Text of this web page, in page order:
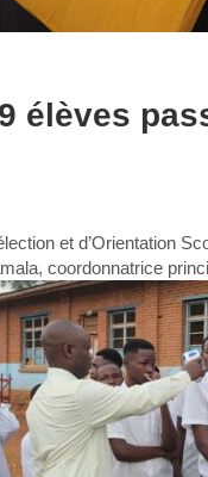
élèves
et d’Orientation
coordonnatrice